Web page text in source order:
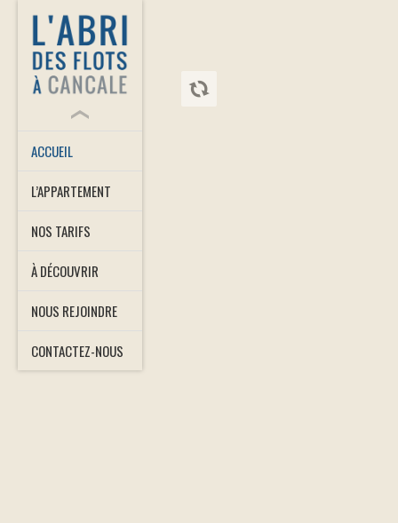
ACCUEIL
L’APPARTEMENT
NOS TARIFS
À DÉCOUVRIR
NOUS REJOINDRE
CONTACTEZ-NOUS